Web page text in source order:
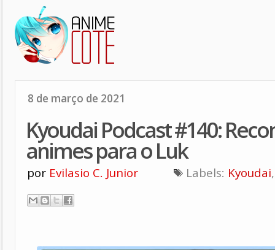
8 de março de 2021
Kyoudai Podcast #140​:
animes para o Luk
por Evilasio C. Junior Labels: Kyoudai